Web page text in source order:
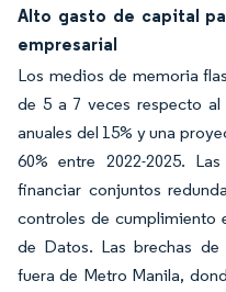
Alto gasto de capital
empresarial
Los medios de memoria
de 5 a 7 veces respecto
anuales del 15% y una
60% entre 2022-2025.
financiar conjuntos
controles de cumplimiento
de Datos. Las brechas de
fuera de Metro Manila,